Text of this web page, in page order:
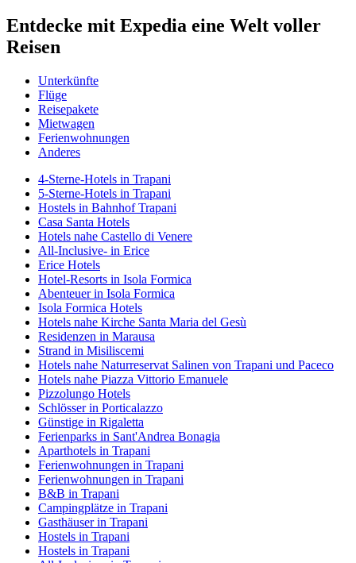
Entdecke mit Expedia eine Welt voller
Reisen
Unterkünfte
Flüge
Reisepakete
Mietwagen
Ferienwohnungen
Anderes
4-Sterne-Hotels in Trapani
5-Sterne-Hotels in Trapani
Hostels in Bahnhof Trapani
Casa Santa Hotels
Hotels nahe Castello di Venere
All-Inclusive- in Erice
Erice Hotels
Hotel-Resorts in Isola Formica
Abenteuer in Isola Formica
Isola Formica Hotels
Hotels nahe Kirche Santa Maria del Gesù
Residenzen in Marausa
Strand in Misiliscemi
Hotels nahe Naturreservat Salinen von Trapani und Paceco
Hotels nahe Piazza Vittorio Emanuele
Pizzolungo Hotels
Schlösser in Porticalazzo
Günstige in Rigaletta
Ferienparks in Sant'Andrea Bonagia
Aparthotels in Trapani
Ferienwohnungen in Trapani
Ferienwohnungen in Trapani
B&B in Trapani
Campingplätze in Trapani
Gasthäuser in Trapani
Hostels in Trapani
Hostels in Trapani